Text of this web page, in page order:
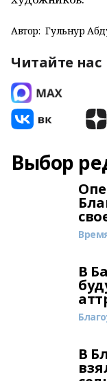
Автор: Гульнур
Читайте нас
Выбор
В
В